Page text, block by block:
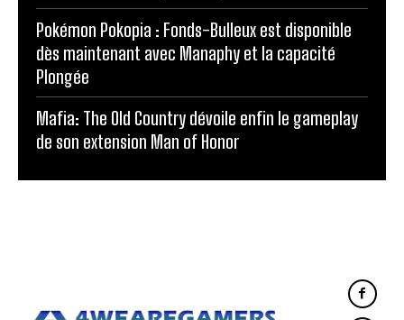
Pokémon Pokopia : Fonds-Bulleux est disponible
dès maintenant avec Manaphy et la capacité
Plongée
Mafia: The Old Country dévoile enfin le gameplay
de son extension Man of Honor